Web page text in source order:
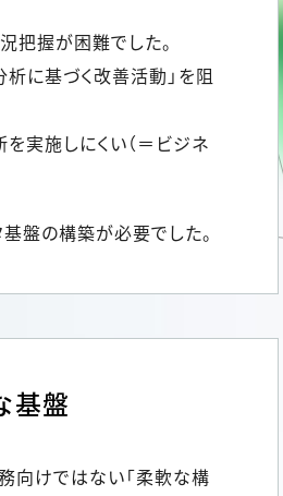
把握が困難でした。
に基づく改善活動」を阻
実施しにくい（＝ビジネ
盤の構築が必要でした。
基盤
向けではない「柔軟な構